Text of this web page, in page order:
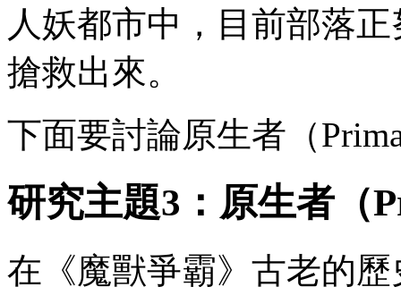
人妖都市中，目前部落
搶救出來。
下面要討論原生者（
研究主題3：原生者（
在《魔獸爭霸》古老的